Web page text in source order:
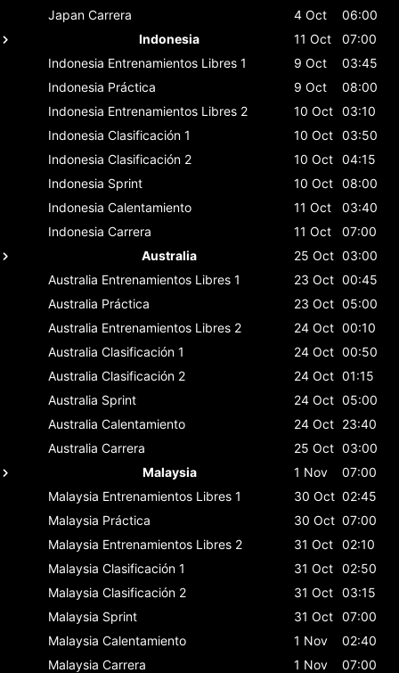
Japan Carrera 4 Oct
06:00
Indonesia
11 Oct
07:00
Indonesia Entrenamientos Libres 1 9 Oct
03:45
Indonesia Práctica 9 Oct
08:00
Indonesia Entrenamientos Libres 2 10 Oct 03:10
Indonesia Clasificación 1 10 Oct 03:50
Indonesia Clasificación 2 10 Oct 04:15
Indonesia Sprint 10 Oct 08:00
Indonesia Calentamiento 11 Oct
03:40
Indonesia Carrera 11 Oct
07:00
Australia
25 Oct 03:00
Australia Entrenamientos Libres 1 23 Oct 00:45
Australia Práctica 23 Oct 05:00
Australia Entrenamientos Libres 2 24 Oct 00:10
Australia Clasificación 1 24 Oct 00:50
Australia Clasificación 2 24 Oct 01:15
Australia Sprint 24 Oct 05:00
Australia Calentamiento 24 Oct 23:40
Australia Carrera 25 Oct 03:00
Malaysia
1 Nov
07:00
Malaysia Entrenamientos Libres 1 30 Oct 02:45
Malaysia Práctica 30 Oct 07:00
Malaysia Entrenamientos Libres 2 31 Oct 02:10
Malaysia Clasificación 1 31 Oct 02:50
Malaysia Clasificación 2 31 Oct 03:15
Malaysia Sprint 31 Oct 07:00
Malaysia Calentamiento 1 Nov
02:40
Malaysia Carrera 1 Nov
07:00